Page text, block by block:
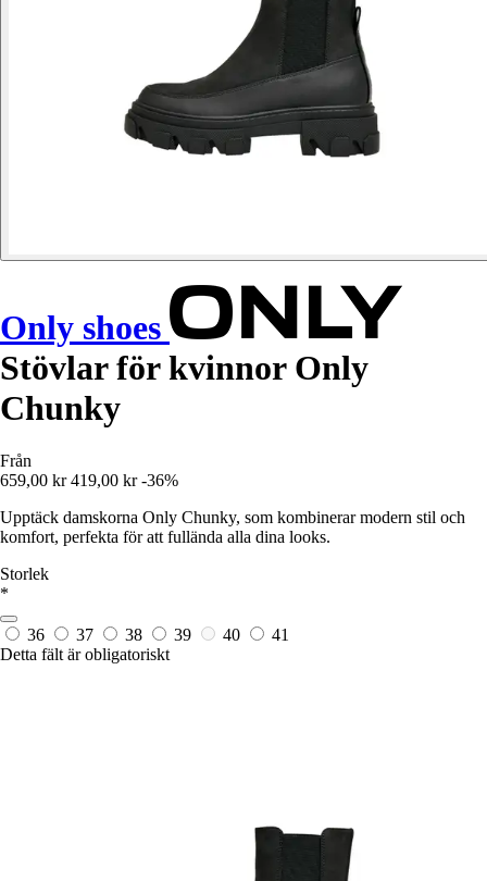
Only shoes
Stövlar för kvinnor Only
Chunky
Från
659,00 kr 419,00 kr -36%
Upptäck damskorna Only Chunky, som kombinerar modern stil och
komfort, perfekta för att fullända alla dina looks.
Storlek
*
36 37 38 39 40
41
Detta fält är obligatoriskt